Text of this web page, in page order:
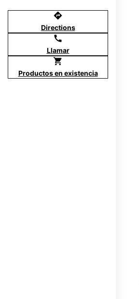
directions
Directions
call
Llamar
shopping_cart
Productos en existencia